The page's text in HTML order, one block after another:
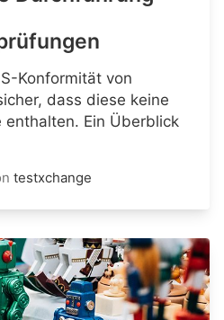
Konformität von
dass diese keine
Ein Überblick
testxchange